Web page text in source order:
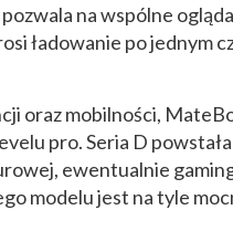
na wspólne
ładowanie po jednym
oraz mobilności,
pro. Seria D powstała
ewentualnie
modelu jest na tyle